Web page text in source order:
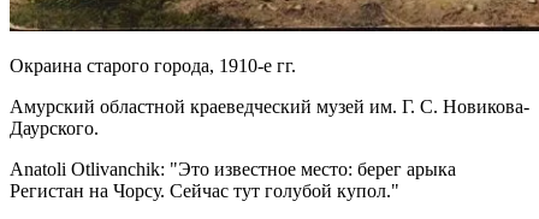
Окраина старого города, 1910-е гг.
Амурский областной краеведческий музей им. Г. С. Новикова-
Даурского.
Anatoli Otlivanchik:
Это известное место: берег арыка
Регистан на Чорсу. Сейчас тут голубой купол.